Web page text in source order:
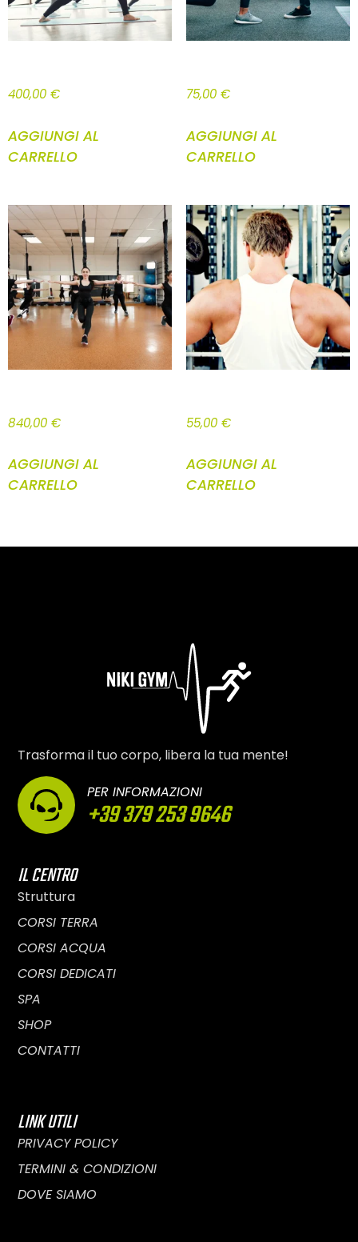
400,00 €
AGGIUNGI AL
CARRELLO
75,00 €
AGGIUNGI AL
CARRELLO
840,00 €
AGGIUNGI AL
CARRELLO
55,00 €
AGGIUNGI AL
CARRELLO
Trasforma il tuo corpo, libera la tua mente!
PER INFORMAZIONI
+39 379 253 9646
IL CENTRO
Struttura
CORSI TERRA
CORSI ACQUA
CORSI DEDICATI
SPA
SHOP
CONTATTI
LINK UTILI
PRIVACY POLICY
TERMINI & CONDIZIONI
DOVE SIAMO